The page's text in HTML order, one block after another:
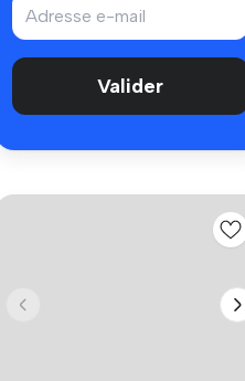
Valider